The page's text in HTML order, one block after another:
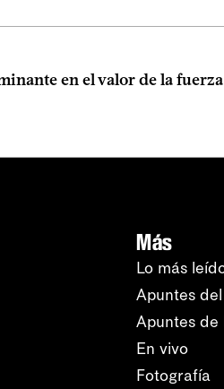
en el valor de la
Más
Lo más
Apuntes
Apuntes de
En vivo
Fotografía